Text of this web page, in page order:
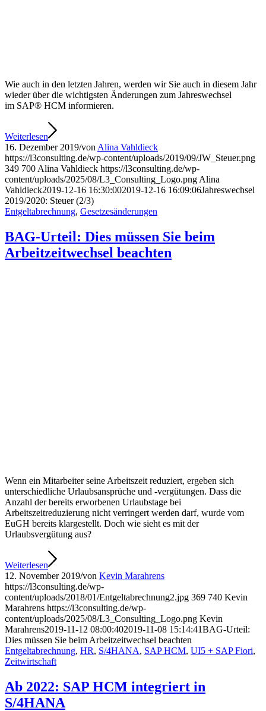
Wie auch in den letzten Jahren, werden wir Sie auch in diesem Jahr
wieder über die wichtigsten Änderungen zum Jahreswechsel
im SAP® HCM informieren.
Weiterlesen
16. Dezember 2019/von Alina Vahldieck
https://l3consulting.de/wp-content/uploads/2019/09/JW_Steuer.png
349 700 Alina Vahldieck https://l3consulting.de/wp-
content/uploads/2025/08/L3_Consulting_Logo.png Alina
Vahldieck2019-12-16 16:30:002019-12-16 16:09:06Jahreswechsel
2019/2020: Steuer (2/3)
Entgeltabrechnung, Gesetzesänderungen
BAG-Urteil: Dies müssen Sie beim
Arbeitzeitwechsel beachten
Wenn ein Mitarbeiter seine Arbeitszeit reduziert, ergeben sich
unterschiedliche Urlaubsansprüche und -vergütungen. Dass die
Anzahl der bereits erworbenen Urlaubstage bei
Arbeitszeitreduzierung nicht verringert werden darf, wurde vom
EuGH bereits klargestellt. Doch wie sieht es mit der
Urlaubsvergütung aus?
Weiterlesen
12. November 2019/von Kevin Marahrens
https://l3consulting.de/wp-
content/uploads/2018/01/Entgeltabrechnung2.jpg 369 740 Kevin
Marahrens https://l3consulting.de/wp-
content/uploads/2025/08/L3_Consulting_Logo.png Kevin
Marahrens2019-11-12 08:00:402019-11-08 15:14:41BAG-Urteil:
Dies müssen Sie beim Arbeitzeitwechsel beachten
Entgeltabrechnung, HR, S/4HANA, SAP HCM, UI5 + SAP Fiori,
Zeitwirtschaft
Ab 2022: SAP HCM integriert in
S/4HANA